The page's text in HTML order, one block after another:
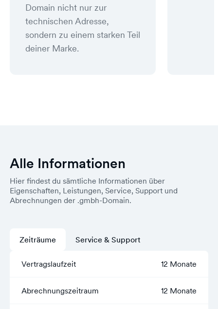
Domain nicht nur zur
technischen Adresse,
sondern zu einem starken Teil
deiner Marke.
Alle Informationen
Hier findest du sämtliche Informationen über
Eigenschaften, Leistungen, Service, Support und
Abrechnungen der .gmbh-Domain.
Zeiträume
Vertragslaufzeit 12 Monate
Abrechnungszeitraum 12 Monate
Service & Support